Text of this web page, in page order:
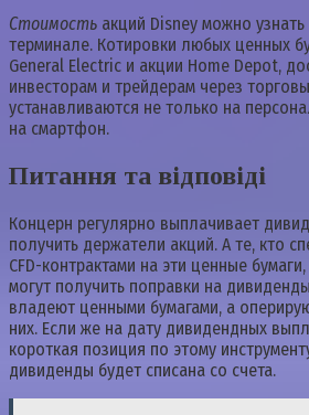
Стоимость акций Disney можно узнать
терминале. Котировки любых ценных
General Electric и акции Home Depot,
инвесторам и трейдерам через
устанавливаются не только на
на смартфон.
Питання та відповіді
Концерн регулярно выплачивает
получить держатели акций. А те, кто
CFD-контрактами на эти ценные
могут получить поправки на
владеют ценными бумагами, а
них. Если же на дату дивидендных
короткая позиция по этому
дивиденды будет списана со счета.